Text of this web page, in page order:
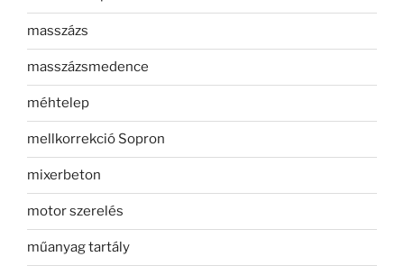
masszázs
masszázsmedence
méhtelep
mellkorrekció Sopron
mixerbeton
motor szerelés
műanyag tartály